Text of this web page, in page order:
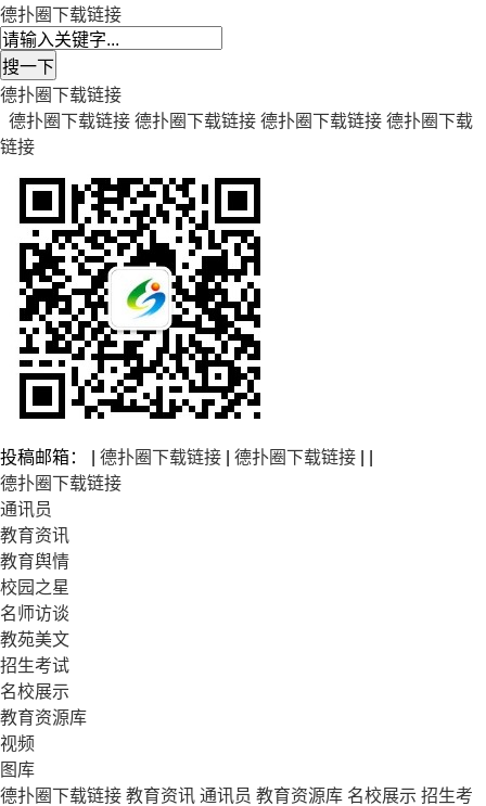
德扑圈下载链接
德扑圈下载链接
德扑圈下载链接 德扑圈下载链接 德扑圈下载链接 德扑圈下载
链接
投稿邮箱： | 德扑圈下载链接 德扑圈下载链接
德扑圈下载链接
通讯员
教育资讯
教育舆情
校园之星
名师访谈
教苑美文
招生考试
名校展示
教育资源库
视频
图库
德扑圈下载链接 教育资讯 通讯员 教育资源库 名校展示 招生考